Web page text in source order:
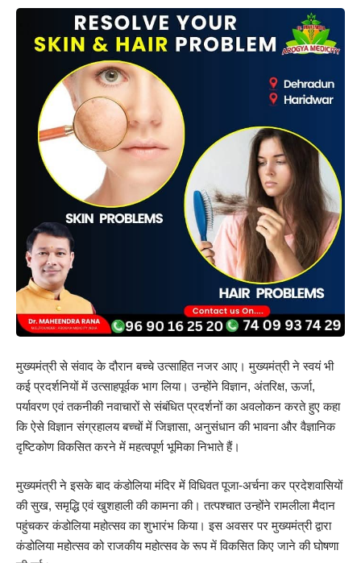
मुख्यमंत्री से संवाद के दौरान बच्चे उत्साहित नजर आए। मुख्यमंत्री ने स्वयं भी
कई प्रदर्शनियों में उत्साहपूर्वक भाग लिया। उन्होंने विज्ञान, अंतरिक्ष, ऊर्जा,
पर्यावरण एवं तकनीकी नवाचारों से संबंधित प्रदर्शनों का अवलोकन करते हुए कहा
कि ऐसे विज्ञान संग्रहालय बच्चों में जिज्ञासा, अनुसंधान की भावना और वैज्ञानिक
दृष्टिकोण विकसित करने में महत्वपूर्ण भूमिका निभाते हैं।
मुख्यमंत्री ने इसके बाद कंडोलिया मंदिर में विधिवत पूजा-अर्चना कर प्रदेशवासियों
की सुख, समृद्धि एवं खुशहाली की कामना की। तत्पश्चात उन्होंने रामलीला मैदान
पहुंचकर कंडोलिया महोत्सव का शुभारंभ किया। इस अवसर पर मुख्यमंत्री द्वारा
कंडोलिया महोत्सव को राजकीय महोत्सव के रूप में विकसित किए जाने की घोषणा